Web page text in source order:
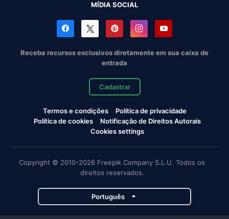
MÍDIA SOCIAL
Receba recursos exclusivos diretamente em sua caixa de
entrada
Cadastrar
Termos e condições
Política de privacidade
Política de cookies
Notificação de Direitos Autorais
Cookies settings
Copyright © 2010-2026 Freepik Company S.L.U. Todos os
direitos reservados.
Português